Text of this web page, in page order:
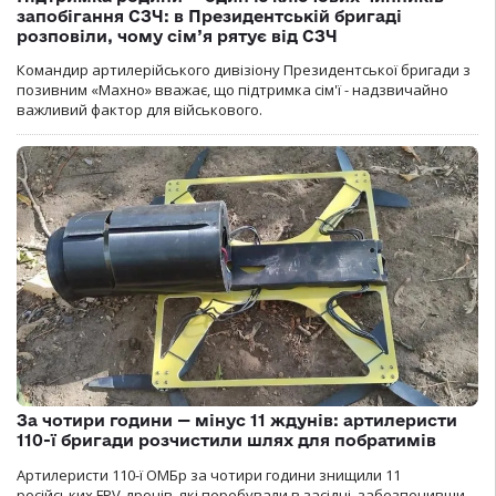
запобігання СЗЧ: в Президентській бригаді
розповіли, чому сім’я рятує від СЗЧ
Командир артилерійського дивізіону Президентської бригади з
позивним «Махно» вважає, що підтримка сім'ї - надзвичайно
важливий фактор для військового.
За чотири години — мінус 11 ждунів: артилеристи
110-ї бригади розчистили шлях для побратимів
Артилеристи 110-ї ОМБр за чотири години знищили 11